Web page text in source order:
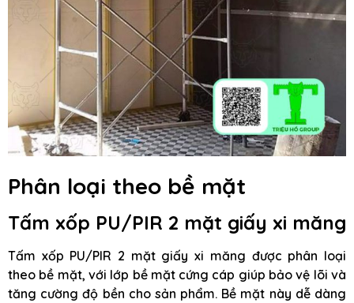
Phân loại theo bề mặt
Tấm xốp PU/PIR 2 mặt giấy xi măng
Tấm xốp PU/PIR 2 mặt giấy xi măng được phân loại
theo bề mặt, với lớp bề mặt cứng cáp giúp bảo vệ lõi và
tăng cường độ bền cho sản phẩm. Bề mặt này dễ dàng